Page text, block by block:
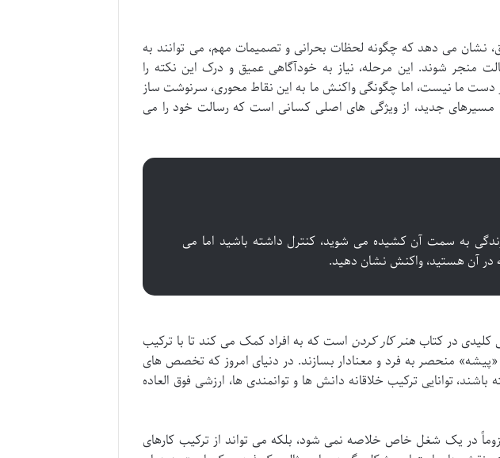
نشان می دهد که چگونه لحظات بحرانی و تصمیمات مهم، می توانند به
منجر شوند. این مرحله، نیاز به خودآگاهی عمیق و درک این نکته را
ما نیست، اما چگونگی واکنش ما به این نقاط محوری، سرنوشت ساز
با مسیرهای جدید، از ویژگی های اصلی کسانی است که رسالت خود را می
به سمت آن کشیده می شوید، کنترل داشته باشید اما می
در آن هستید، واکنش نشان دهید.
هنر کار کردناست که به افراد کمک می کند تا با ترکیب
منحصر به فرد و معنادار بسازند. در دنیای امروز که تخصص های
توانایی ترکیب خلاقانه دانش ها و توانمندی ها، ارزشی فوق العاده
در یک شغل خاص خلاصه نمی شود، بلکه می تواند از ترکیب کارهای